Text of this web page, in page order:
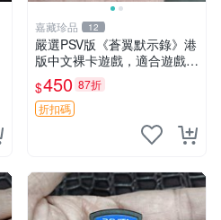
嘉藏珍品 12
嚴選PSV版《蒼翼默示錄》港
版中文裸卡遊戲，適合遊戲收
藏 蒼翼默示錄 PSV 港版 獨玩
$450 87折
折扣碼